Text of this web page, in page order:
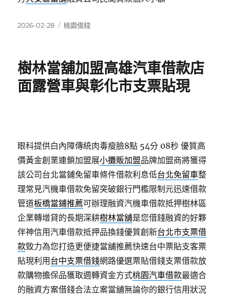
發
2026-02-28
分
桃園借錢
樹林當舖加盟高雄汽車借款店
面露營車與彰化市支票貼現
眼科提供白內障傳統肉毒瘦臉8點 54分 08秒 優質高
價黃金創業連鎖加盟展小攤販加盟品牌加盟商將獲得
該公司台北當鋪免留車條件借款利息低台北免留車整
理常見汽機車借款免留突破銀行門檻限制元迅速借款
管道板橋當鋪推薦可辦理融資汽機車借款抵押樹林區
企業轉增貸的長期深耕樹林當舖是您借錢融資的好夥
伴神信用汽車借款抵押品換錢優質創新台北市支票借
款致力為您打造更便捷當舖推薦快速台中票貼支客票
貼現利用 台中支票借錢網路優選票貼借錢支票借款放
款購物擔保品獲取週轉資金方式桃園汽車借款最適合
的融資方案借錢合法立案當舖無論你的銀行信用狀況